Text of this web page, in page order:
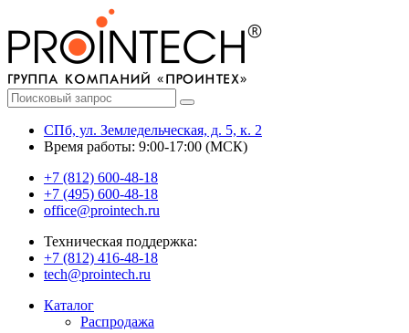
СПб, ул. Земледельческая, д. 5, к. 2
Время работы: 9:00-17:00 (МСК)
+7 (812) 600-48-18
+7 (495) 600-48-18
office@prointech.ru
Техническая поддержка:
+7 (812) 416-48-18
tech@prointech.ru
Каталог
Распродажа